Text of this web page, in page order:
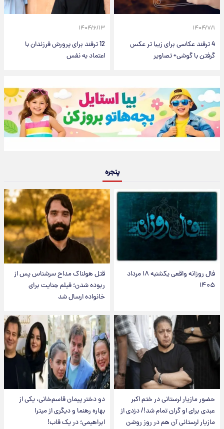
۱۴۰۴/۷/۱
4 ترفند عکاسی برای زیبا تر عکس
گرفتن با گوشی+ تصاویر
۱۴۰۴/۶/۱۳
12 ترفند برای پرورش فرزندان با
اعتماد به نفس
پنجره
فال روزانه واقعی یکشنبه ۱۸ مرداد
۱۴۰۵
قتل هولناک مداح سرشناس پس از
ربوده شدن؛ فیلم جنایت برای
خانواده ارسال شد
حضور مازیار لرستانی در ختم اکبر
عبدی برای او گران تمام شد!/ دزدی از
مازیار لرستانی آن هم در روز روشن
دو دختر پیمان قاسم‌خانی، یکی از
بهاره رهنما و دیگری از میترا
ابراهیمی؛ در یک قاب!